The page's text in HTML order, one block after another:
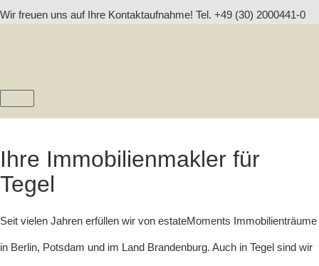
Zum
Wir freuen uns auf Ihre Kontaktaufnahme! Tel. +49 (30) 2000441-0
Ihre Immobilienmakler für
Tegel
Seit vielen Jahren erfüllen wir von estateMoments Immobilienträume
in Berlin, Potsdam und im Land Brandenburg. Auch in Tegel sind wir